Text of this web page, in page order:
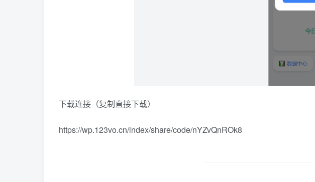
下载连接（复制直接下载）
https://wp.123vo.cn/index/share/code/nYZvQnROk8